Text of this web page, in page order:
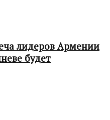
лидеров Армении
будет